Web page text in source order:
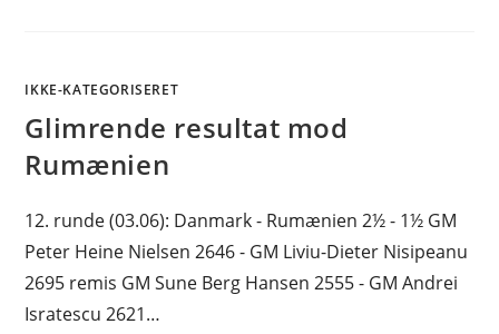
IKKE-KATEGORISERET
Glimrende resultat mod
Rumænien
12. runde (03.06): Danmark - Rumænien 2½ - 1½ GM
Peter Heine Nielsen 2646 - GM Liviu-Dieter Nisipeanu
2695 remis GM Sune Berg Hansen 2555 - GM Andrei
Isratescu 2621…